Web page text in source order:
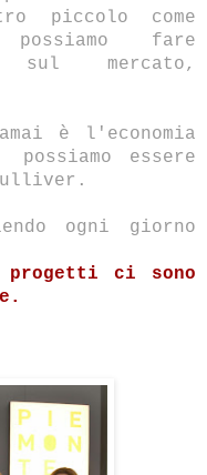
piccolo come
fare
sul mercato,
è l'economia
essere
ogni giorno
ci sono